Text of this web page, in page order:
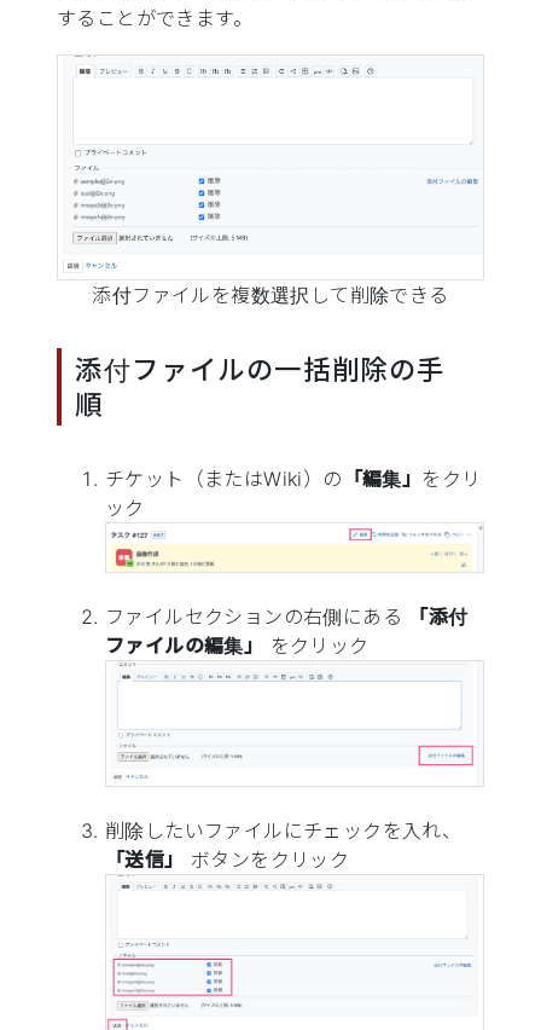
することができます。
添付ファイルを複数選択して削除できる
添付ファイルの一括削除の手
順
チケット（またはWiki）の 「編集」 をクリ
ック
ファイルセクションの右側にある
「添付
ファイルの編集」
をクリック
削除したいファイルにチェックを入れ、
「送信」
ボタンをクリック